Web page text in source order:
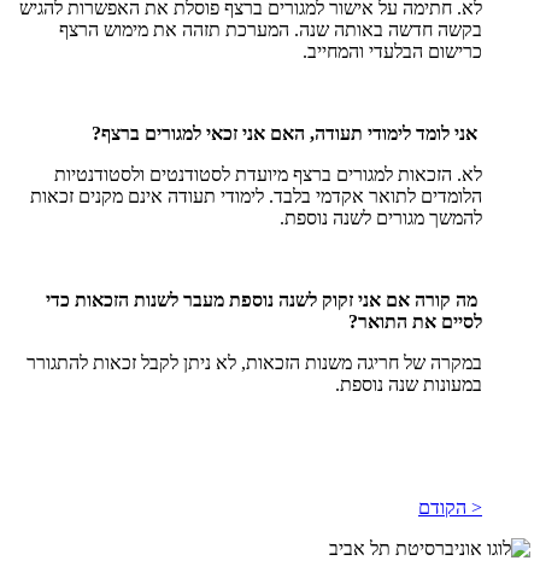
לא. חתימה על אישור למגורים ברצף פוסלת את האפשרות להגיש
בקשה חדשה באותה שנה. המערכת תזהה את מימוש הרצף
כרישום הבלעדי והמחייב.
אני לומד לימודי תעודה, האם אני זכאי למגורים ברצף?
לא. הזכאות למגורים ברצף מיועדת לסטודנטים ולסטודנטיות
הלומדים לתואר אקדמי בלבד. לימודי תעודה אינם מקנים זכאות
להמשך מגורים לשנה נוספת.
מה קורה אם אני זקוק לשנה נוספת מעבר לשנות הזכאות כדי
לסיים את התואר?
במקרה של חריגה משנות הזכאות, לא ניתן לקבל זכאות להתגורר
במעונות שנה נוספת.
< הקודם